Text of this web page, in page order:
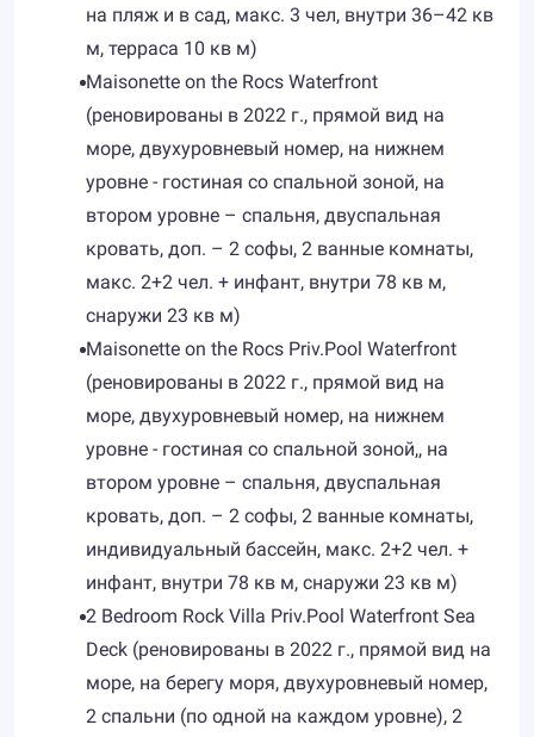
на пляж и в сад, макс. 3 чел, внутри 36–42 кв
м, терраса 10 кв м)
Maisonette on the Rocs Waterfront
(реновированы в 2022 г., прямой вид на
море, двухуровневый номер, на нижнем
уровне - гостиная со спальной зоной, на
втором уровне – спальня, двуспальная
кровать, доп. – 2 софы, 2 ванные комнаты,
макс. 2+2 чел. + инфант, внутри 78 кв м,
снаружи 23 кв м)
Maisonette on the Rocs Priv.Pool Waterfront
(реновированы в 2022 г., прямой вид на
море, двухуровневый номер, на нижнем
уровне - гостиная со спальной зоной,, на
втором уровне – спальня, двуспальная
кровать, доп. – 2 софы, 2 ванные комнаты,
индивидуальный бассейн, макс. 2+2 чел. +
инфант, внутри 78 кв м, снаружи 23 кв м)
2 Bedroom Rock Villa Priv.Pool Waterfront Sea
Deck (реновированы в 2022 г., прямой вид на
море, на берегу моря, двухуровневый номер,
2 спальни (по одной на каждом уровне), 2